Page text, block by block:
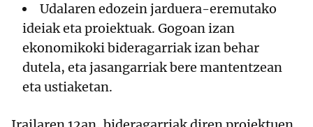
Udalaren edozein jarduera-eremutako
ideiak eta proiektuak. Gogoan izan
ekonomikoki bideragarriak izan behar
dutela, eta jasangarriak bere mantentzean
eta ustiaketan.